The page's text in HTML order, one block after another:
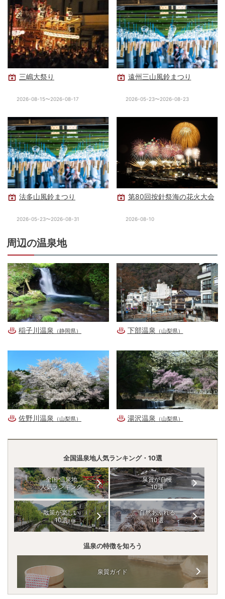
三嶋大祭り
2026-08-15〜2026-08-17
遠州三山風鈴まつり
2026-05-23〜2026-08-23
法多山風鈴まつり
2026-05-23〜2026-08-31
第80回按針祭海の花火大会
2026-08-10
周辺の温泉地
稲子川温泉 （静岡県） 下部温泉 （山梨県）
佐野川温泉 （山梨県） 湯沢温泉 （山梨県）
全国温泉地人気ランキング・10選
全国 温泉地
人気ランキング
泉質が自慢
10選
散策が楽しい
10選
自然あふれる
10選
温泉の特徴を知ろう
泉質ガイド